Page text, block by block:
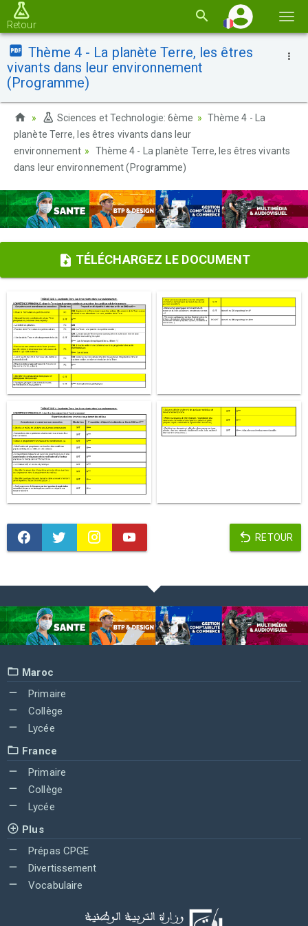
la
Retour
Thème 4 - La planète Terre, les êtres
vivants dans leur environnement
(Programme)
Sciences et Technologie: 6ème
Thème 4 - La
planète Terre, les êtres vivants dans leur
environnement
Thème 4 - La planète Terre, les êtres vivants
dans leur environnement (Programme)
TÉLÉCHARGEZ LE DOCUMENT
RETOUR
Maroc
Primaire
Collège
Lycée
France
Primaire
Collège
Lycée
Plus
Prépas CPGE
Divertissement
Vocabulaire